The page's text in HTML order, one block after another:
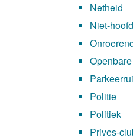
Netheid
Niet-
Politie
Politiek
Prives-